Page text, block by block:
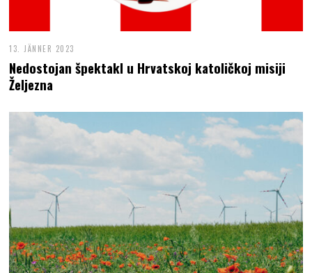
13. JÄNNER 2023
Nedostojan špektakl u Hrvatskoj katoličkoj misiji
Željezna